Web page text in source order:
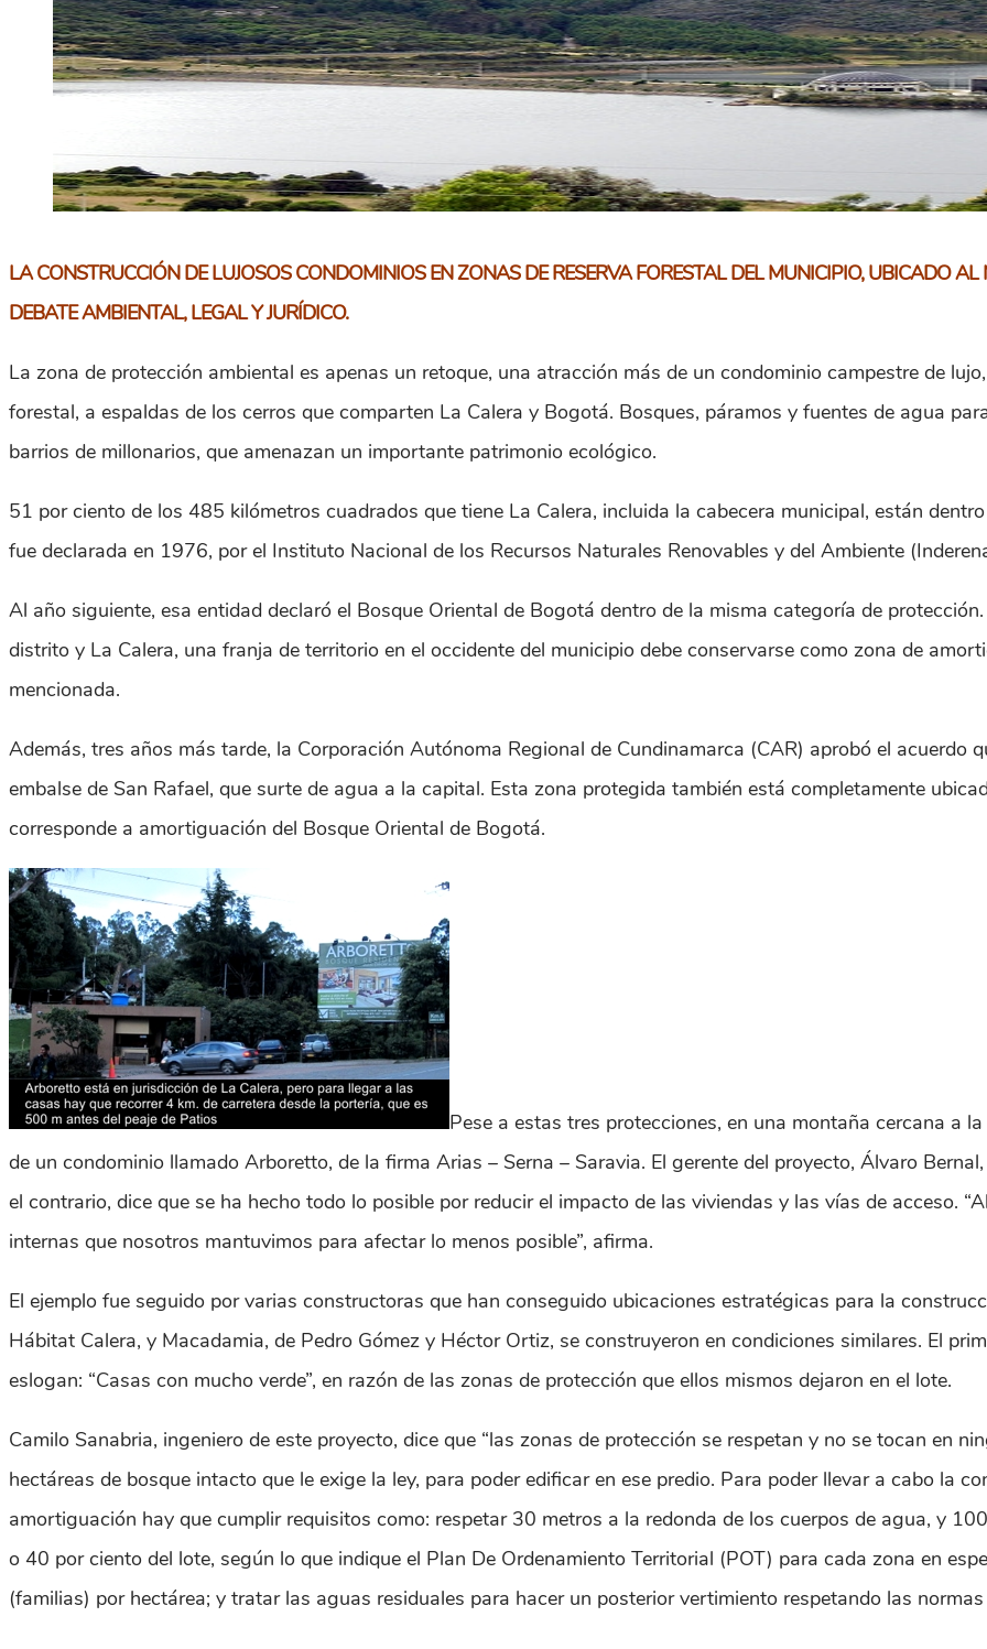
LA CONSTRUCCIÓN DE LUJOSOS CONDOMINIOS EN ZONAS DE RESERVA FORESTAL DEL MUNICIPIO, UBICADO
DEBATE AMBIENTAL, LEGAL Y JURÍDICO.
La zona de protección ambiental es apenas un retoque, una atracción más de un condominio campestre de
forestal, a espaldas de los cerros que comparten La Calera y Bogotá. Bosques, páramos y fuentes de agua
barrios de millonarios, que amenazan un importante patrimonio ecológico.
51 por ciento de los 485 kilómetros cuadrados que tiene La Calera, incluida la cabecera municipal, están
fue declarada en 1976, por el Instituto Nacional de los Recursos Naturales Renovables y del Ambiente
Al año siguiente, esa entidad declaró el Bosque Oriental de Bogotá dentro de la misma categoría de
distrito y La Calera, una franja de territorio en el occidente del municipio debe conservarse como zona de
mencionada.
Además, tres años más tarde, la Corporación Autónoma Regional de Cundinamarca (CAR) aprobó el acuerdo
embalse de San Rafael, que surte de agua a la capital. Esta zona protegida también está completamente
corresponde a amortiguación del Bosque Oriental de Bogotá.
Pese a estas tres protecciones, en una montaña cercana a
de un condominio llamado Arboretto, de la firma Arias – Serna – Saravia. El gerente del proyecto, Álvaro
el contrario, dice que se ha hecho todo lo posible por reducir el impacto de las viviendas y las vías de acceso.
internas que nosotros mantuvimos para afectar lo menos posible”, afirma.
El ejemplo fue seguido por varias constructoras que han conseguido ubicaciones estratégicas para la
Hábitat Calera, y Macadamia, de Pedro Gómez y Héctor Ortiz, se construyeron en condiciones similares. El
eslogan: “Casas con mucho verde”, en razón de las zonas de protección que ellos mismos dejaron en el lote.
Camilo Sanabria, ingeniero de este proyecto, dice que “las zonas de protección se respetan y no se tocan en
hectáreas de bosque intacto que le exige la ley, para poder edificar en ese predio. Para poder llevar a cabo la
amortiguación hay que cumplir requisitos como: respetar 30 metros a la redonda de los cuerpos de agua, y
o 40 por ciento del lote, según lo que indique el Plan De Ordenamiento Territorial (POT) para cada zona en
(familias) por hectárea; y tratar las aguas residuales para hacer un posterior vertimiento respetando las